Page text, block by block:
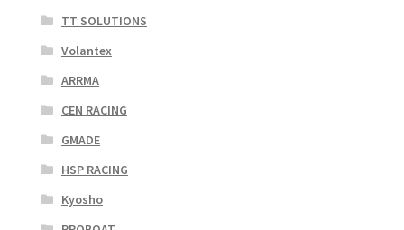
TT SOLUTIONS
Volantex
ARRMA
CEN RACING
GMADE
HSP RACING
Kyosho